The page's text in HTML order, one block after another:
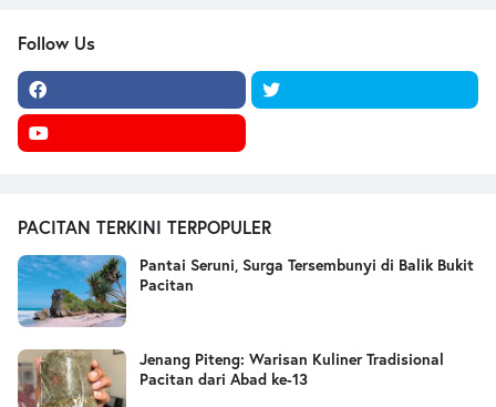
Follow Us
PACITAN TERKINI TERPOPULER
Pantai Seruni, Surga Tersembunyi di Balik Bukit
Pacitan
Jenang Piteng: Warisan Kuliner Tradisional
Pacitan dari Abad ke-13